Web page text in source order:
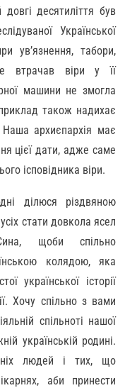
десятиліття був
Української
ув’язнення, табори,
втрачав віри у її
машини не змогла
також надихає
архиєпархія має
цієї дати, адже саме
ісповідника віри.
ділюся різдвяною
стати довкола ясел
щоби спільно
колядою, яка
української історії
Хочу спільно з вами
спільноті нашої
українській родині.
людей і тих, що
аби принести